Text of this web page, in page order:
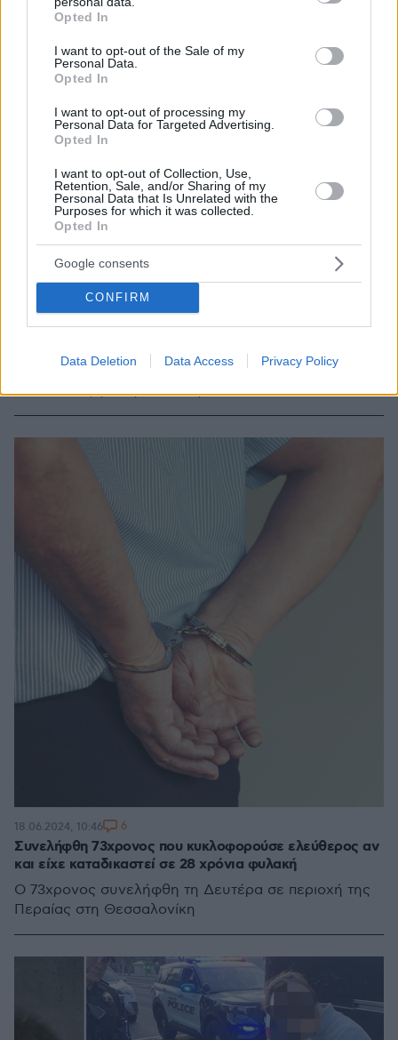
grant or deny consent to Google and its third-party tags to
use your data for below specified purposes in below Google
consent section.
Opted In
I want to opt-out of the Sale of my
Personal Data.
Opted In
I want to opt-out of processing my
Personal Data for Targeted Advertising.
Opted In
I want to opt-out of Collection, Use,
Retention, Sale, and/or Sharing of my
Personal Data that Is Unrelated with the
Purposes for which it was collected.
Opted In
Google consents
CONFIRM
Data Deletion Data Access Privacy Policy
Κύπριος καταζητούμενος για συμμετοχή σε απόπειρα
ανθρωποκτονίας και εγκληματική οργάνωση συνελήφθη
στη Θεσσαλονίκη
Ο καταζητούμενος οδηγείται στην Εισαγγελία
Εφετών Θεσσαλονίκης για να δρομολογηθούν οι
διαδικασίες για την έκδοσή του
26.07.2024, 10:30 1
Συνελήφθη 73χρονος που κυκλοφορούσε ελεύθερος αν
και είχε καταδικαστεί σε 28 χρόνια φυλακή
Ο 73χρονος συνελήφθη τη Δευτέρα σε περιοχή της
Περαίας στη Θεσσαλονίκη
18.06.2024, 10:46 6